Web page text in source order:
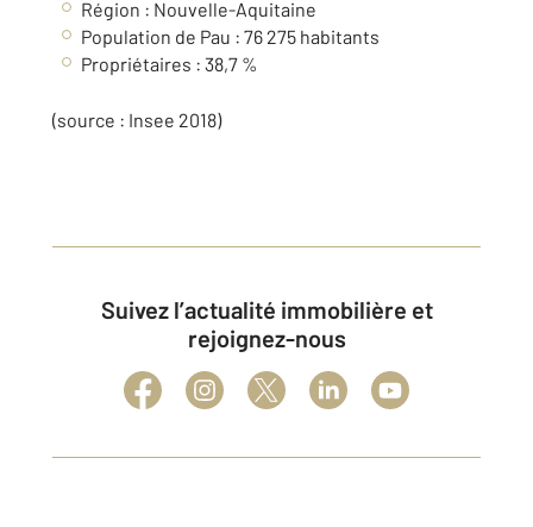
Région : Nouvelle-Aquitaine
Population de Pau : 76 275 habitants
Propriétaires : 38,7 %
(source : Insee 2018)
Suivez l’actualité immobilière et
rejoignez-nous